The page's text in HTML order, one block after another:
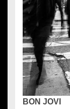
BON JOVI